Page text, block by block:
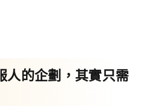
人的企劃，其實只需